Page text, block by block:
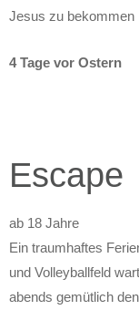
Jesus zu bekommen
4 Tage vor Ostern
Escape
ab 18 Jahre
Ein traumhaftes
und Volleyballfeld
abends gemütlich